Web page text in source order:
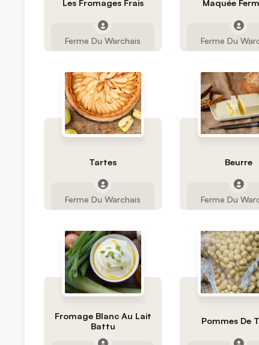
Les Fromages Frais
Ferme Du Warchais
Maquée
Ferme Du
Tartes
Ferme Du Warchais
Beurre
Ferme Du
Fromage Blanc Au Lait
Battu
Pommes De